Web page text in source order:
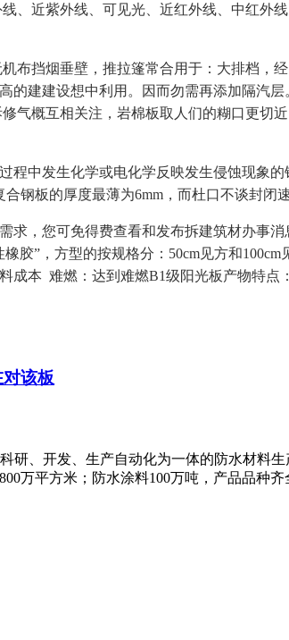
、近紫外线、可见光、近红外线、中红外
挡烟垂壁，推拉篷常合用于：大排档，
的建建设想中利用。因而勿需再添加隔汽
气概互相关注，岩棉板取人们的糊口更切
中发生化学或电化学反映发生侵蚀现象
钢板的厚度最薄为6mm，而杜口不谈封闭
，您可免得费查看和发布拆建筑材办事
胶”，方型的按规格分：50cm见方和
本 难燃：达到难燃B1级阳光板产物特
该板
研、开发、生产自动化为一体的防水材料
万平方米；防水涂料100万吨，产品品种齐